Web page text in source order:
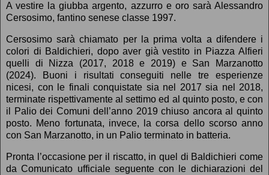
A vestire la giubba argento, azzurro e oro sarà Alessandro
Cersosimo, fantino senese classe 1997.
Cersosimo sarà chiamato per la prima volta a difendere i
colori di Baldichieri, dopo aver già vestito in Piazza Alfieri
quelli di Nizza (2017, 2018 e 2019) e San Marzanotto
(2024). Buoni i risultati conseguiti nelle tre esperienze
nicesi, con le finali conquistate sia nel 2017 sia nel 2018,
terminate rispettivamente al settimo ed al quinto posto, e con
il Palio dei Comuni dell’anno 2019 chiuso ancora al quinto
posto. Meno fortunata, invece, la corsa dello scorso anno
con San Marzanotto, in un Palio terminato in batteria.
Pronta l’occasione per il riscatto, in quel di Baldichieri come
da Comunicato ufficiale seguente con le dichiarazioni del